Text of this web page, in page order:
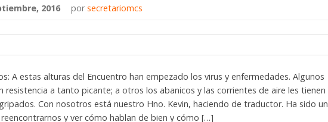
2016 porsecretariomcs
A estas alturas del Encuentro han empezado los virus y enfermedades. Algunos
resistencia a tanto picante; a otros los abanicos y las corrientes de aire les tienen
Con nosotros está nuestro Hno. Kevin, haciendo de traductor. Ha sido un
y ver cómo hablan de bien y cómo […]